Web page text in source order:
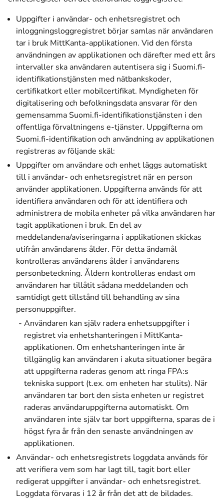
Uppgifter i användar- och enhetsregistret och
inloggningsloggregistret börjar samlas när användaren
tar i bruk MittKanta-applikationen. Vid den första
användningen av applikationen och därefter med ett års
intervaller ska användaren autentisera sig i Suomi.fi-
identifikationstjänsten med nätbankskoder,
certifikatkort eller mobilcertifikat. Myndigheten för
digitalisering och befolkningsdata ansvarar för den
gemensamma Suomi.fi-identifikationstjänsten i den
offentliga förvaltningens e-tjänster. Uppgifterna om
Suomi.fi-identifikation och användning av applikationen
registreras av följande skäl:
Uppgifter om användare och enhet läggs automatiskt
till i användar- och enhetsregistret när en person
använder applikationen. Uppgifterna används för att
identifiera användaren och för att identifiera och
administrera de mobila enheter på vilka användaren har
tagit applikationen i bruk. En del av
meddelandena/aviseringarna i applikationen skickas
utifrån användarens ålder. För detta ändamål
kontrolleras användarens ålder i användarens
personbeteckning. Åldern kontrolleras endast om
användaren har tillåtit sådana meddelanden och
samtidigt gett tillstånd till behandling av sina
personuppgifter.
Användaren kan själv radera enhetsuppgifter i
registret via enhetshanteringen i MittKanta-
applikationen. Om enhetshanteringen inte är
tillgänglig kan användaren i akuta situationer begära
att uppgifterna raderas genom att ringa FPA:s
tekniska support (t.ex. om enheten har stulits). När
användaren tar bort den sista enheten ur registret
raderas användaruppgifterna automatiskt. Om
användaren inte själv tar bort uppgifterna, sparas de i
högst fyra år från den senaste användningen av
applikationen.
Användar- och enhetsregistrets loggdata används för
att verifiera vem som har lagt till, tagit bort eller
redigerat uppgifter i användar- och enhetsregistret.
Loggdata förvaras i 12 år från det att de bildades.